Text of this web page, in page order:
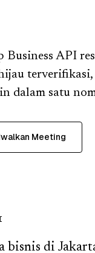
Business API
dalam satu
Meeting
bisnis di